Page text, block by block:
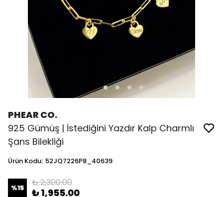
PHEAR CO.
925 Gümüş | İstediğini Yazdır Kalp Charmlı
Şans Bilekliği
Ürün Kodu: 52JQ7226P8_40639
%15 ₺ 2,300.00
₺ 1,955.00